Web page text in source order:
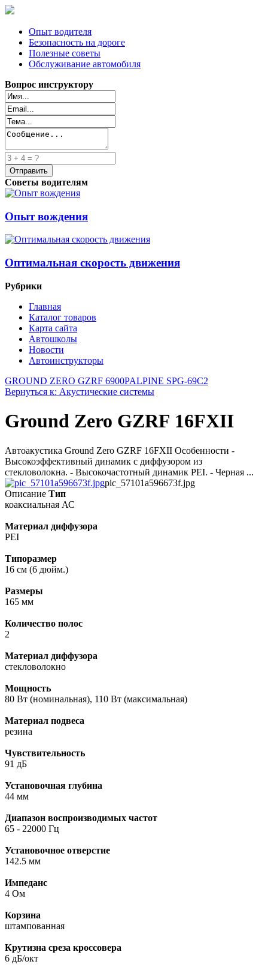
Опыт водителя
Безопасность на дороге
Полезные советы
Обслуживание автомобиля
Вопрос инструктору
Советы водителям
Опыт вождения
Оптимальная скорость движения
Рубрики
Главная
Каталог товаров
Карта сайта
Автошколы
Новости
Автоинструкторы
GROUND ZERO GZRF 6900PALPINE SPG-69C2
Вернуться к: Акустические системы
Ground Zero GZRF 16FXII
Автоакустика Ground Zero GZRF 16FXII Особенности -
Высокоэффективный динамик с диффузором из
стекловолокна. - Высокочастотный динамик PEI. - Черная ...
pic_57101a596673f.jpg
Описание Тип
коаксиальная АС
Материал диффузора
PEI
Типоразмер
16 см (6 дюйм.)
Размеры
165 мм
Количество полос
2
Материал диффузора
стекловолокно
Мощность
80 Вт (номинальная), 110 Вт (максимальная)
Материал подвеса
резина
Чувствительность
91 дБ
Установочная глубина
44 мм
Диапазон воспроизводимых частот
65 - 22000 Гц
Установочное отверстие
142.5 мм
Импеданс
4 Ом
Корзина
штампованная
Крутизна среза кроссовера
6 дБ/окт